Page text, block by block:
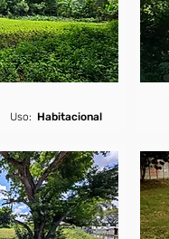
Habitacional
Uso: